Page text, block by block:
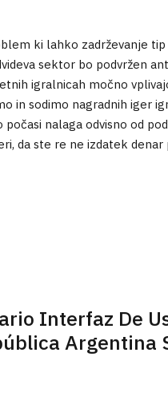
ki lahko zadrževanje
sektor bo podvržen
igralnicah močno
in sodimo nagradnih iger
počasi nalaga odvisno od
da ste re ne izdatek
Interfaz De
Slots . República